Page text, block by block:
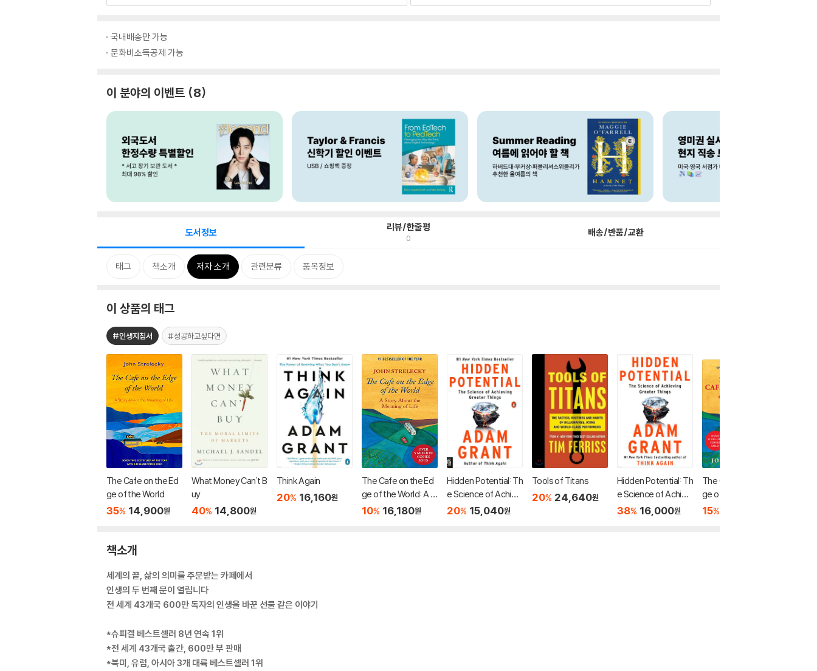
국내배송만 가능
문화비소득공제 가능
이 분야의 이벤트 8
도서정보 리뷰/한줄평
0 배송/반품/교환
태그 책소개 저자 소개 관련분류 품목정보
이 상품의 태그
#인생지침서 #성공하고싶다면
The Cafe on the Ed
ge of the World
35% 14,900원
What Money Can't B
uy
40% 14,800원
Think Again
20% 16,160원
The Cafe on the Ed
ge of the World: A S
tory About the Mea
10% 16,180원
Hidden Potential: Th
e Science of Achievi
ng Greater Things
20% 15,040원
Tools of Titans
20% 24,640원
Hidden Potential: Th
e Science of Achievi
ng Greater Things
38% 16,000원
The Cafe on the Ed
ge of the World: A S
tory about the Mea
15%
책소개
세계의 끝, 삶의 의미를 주문받는 카페에서
인생의 두 번째 문이 열립니다
전 세계 43개국 600만 독자의 인생을 바꾼 선물 같은 이야기
*슈피겔 베스트셀러 8년 연속 1위
*전 세계 43개국 출간, 600만 부 판매
*북미, 유럽, 아시아 3개 대륙 베스트셀러 1위